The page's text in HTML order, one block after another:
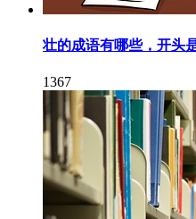
壮的成语有哪些，开头
1367